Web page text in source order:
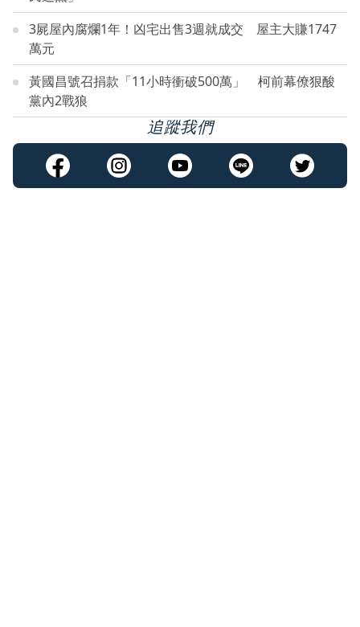
3屍屋內腐爛1年！凶宅出售3週就成交 屋主大賺1747
萬元
黃國昌號召捐款「11小時衝破500萬」 柯前幕僚狠酸
黨內2戰狼
追蹤我們